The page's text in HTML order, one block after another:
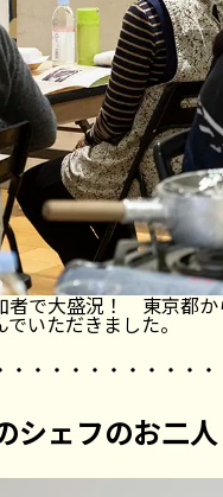
者で大盛況！ 東京都
でいただきました。
・・・・・・・・・・・
シェフのお二人